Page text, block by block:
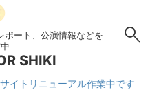
ポート、公演情報などを
SHIKI
リニューアル作業中です